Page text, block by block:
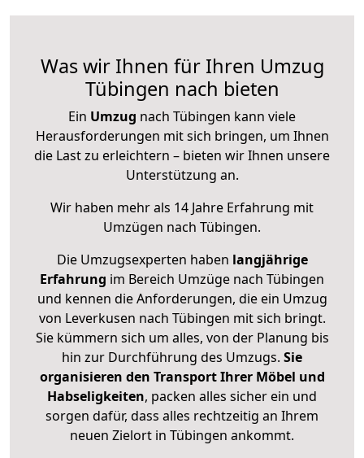
Was wir Ihnen für Ihren Umzug
Tübingen nach bieten
Ein Umzug nach Tübingen kann viele
Herausforderungen mit sich bringen, um Ihnen
die Last zu erleichtern – bieten wir Ihnen unsere
Unterstützung an.
Wir haben mehr als 14 Jahre Erfahrung mit
Umzügen nach Tübingen.
Die Umzugsexperten haben langjährige
Erfahrung im Bereich Umzüge nach Tübingen
und kennen die Anforderungen, die ein Umzug
von Leverkusen nach Tübingen mit sich bringt.
Sie kümmern sich um alles, von der Planung bis
hin zur Durchführung des Umzugs. Sie
organisieren den Transport Ihrer Möbel und
Habseligkeiten, packen alles sicher ein und
sorgen dafür, dass alles rechtzeitig an Ihrem
neuen Zielort in Tübingen ankommt.